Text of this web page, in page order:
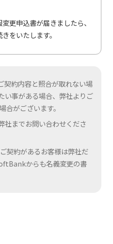
更申込書が届きましたら、
をいたします。
契約内容と照合が取れない場
い事がある場合、弊社よりご
合がございます。
社までお問い合わせくださ
契約があるお客様は弊社だ
からも名義変更の書